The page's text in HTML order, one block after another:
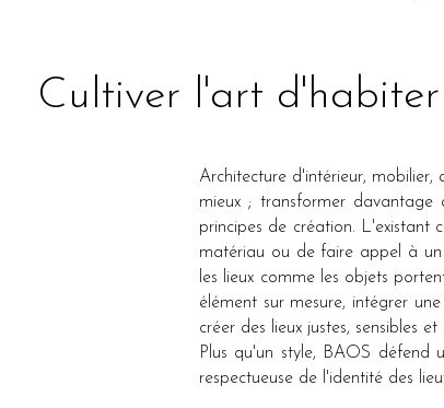
Cultiver l'art d'habiter
Architecture d'intérieur,
mieux ; transformer
principes de création. L'existant
matériau ou de faire appel à
les lieux comme les objets
élément sur mesure, intégrer
créer des lieux justes, sensibles et
Plus qu'un style, BAOS défend
respectueuse de l'identité des